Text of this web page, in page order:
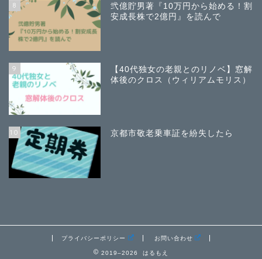
8
弐億貯男著『10万円から始める！割
安成長株で2億円』を読んで
9
【40代独女の老親とのリノベ】窓解
体後のクロス（ウィリアムモリス）
10 京都市敬老乗車証を紛失したら
プライバシーポリシー お問い合わせ
2019–2026 はるもえ